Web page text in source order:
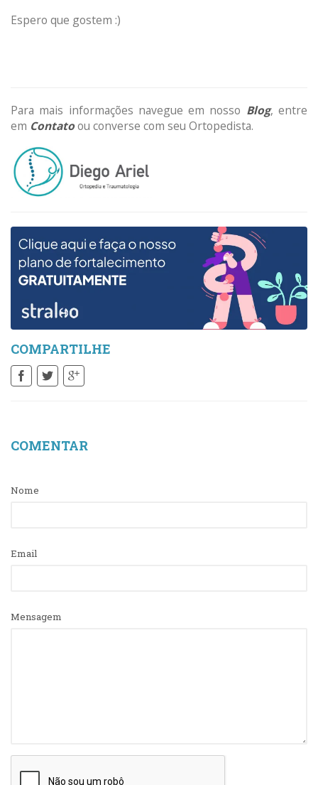
Espero que gostem :)
Para mais informações navegue em nosso Blog, entre
em Contatoou converse com seu Ortopedista.
COMPARTILHE
COMENTAR
Nome
Email
Mensagem